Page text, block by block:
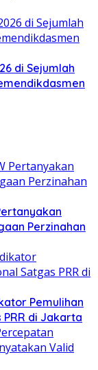
di Sejumlah
Perzinahan
Pemulihan
di Jakarta